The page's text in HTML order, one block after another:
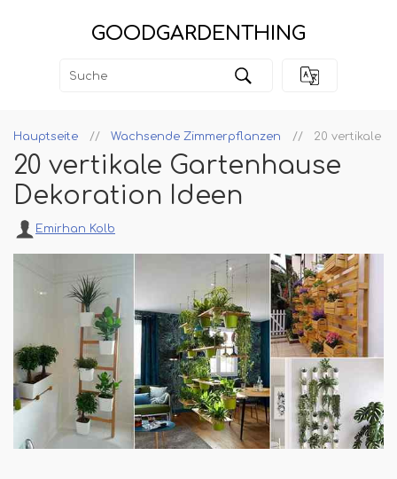
GOODGARDENTHING
Hauptseite Wachsende Zimmerpflanzen 20 vertikale
20 vertikale Gartenhause
Dekoration Ideen
Emirhan Kolb